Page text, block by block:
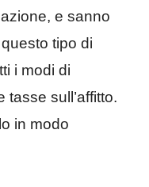
e sanno
tipo di
i modi di
sull’affitto.
in modo